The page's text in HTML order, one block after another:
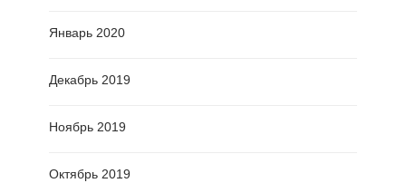
Январь 2020
Декабрь 2019
Ноябрь 2019
Октябрь 2019